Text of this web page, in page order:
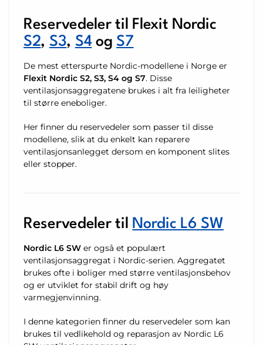
Reservedeler til Flexit Nordic
S2, S3, S4ogS7
De mest etterspurte Nordic-modellene i Norge er
Flexit Nordic S2, S3, S4 og S7. Disse
ventilasjonsaggregatene brukes i alt fra leiligheter
til større eneboliger.
Her finner du reservedeler som passer til disse
modellene, slik at du enkelt kan reparere
ventilasjonsanlegget dersom en komponent slites
eller stopper.
Reservedeler til Nordic L6 SW
Nordic L6 SW er også et populært
ventilasjonsaggregat i Nordic-serien. Aggregatet
brukes ofte i boliger med større ventilasjonsbehov
og er utviklet for stabil drift og høy
varmegjenvinning.
I denne kategorien finner du reservedeler som kan
brukes til vedlikehold og reparasjon av Nordic L6